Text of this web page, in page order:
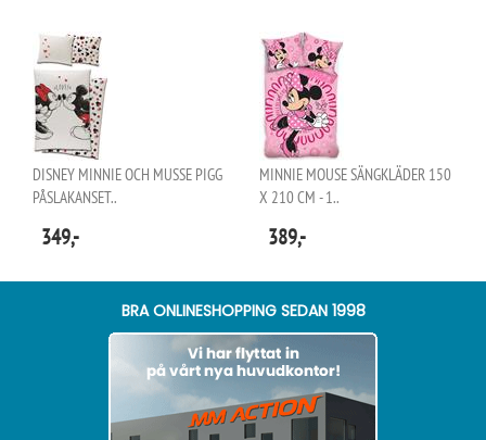
DISNEY MINNIE OCH MUSSE PIGG
PÅSLAKANSET..
349,-
MINNIE MOUSE SÄNGKLÄDER 150
X 210 CM - 1..
389,-
BRA ONLINESHOPPING SEDAN 1998